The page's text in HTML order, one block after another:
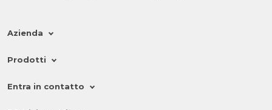
Azienda
Prodotti
Entra in contatto